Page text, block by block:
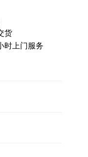
货
时上门服务